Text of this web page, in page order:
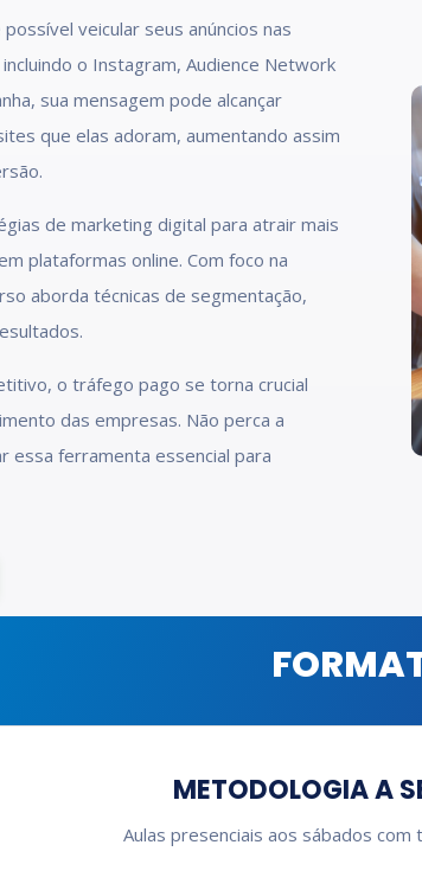
veicular seus anúncios nas
o Instagram, Audience Network
sua mensagem pode alcançar
que elas adoram, aumentando assim
de marketing digital para atrair mais
plataformas online. Com foco na
aborda técnicas de segmentação,
o tráfego pago se torna crucial
das empresas. Não perca a
essa ferramenta essencial para
METODOLOGIA A
Aulas presenciais aos sábados